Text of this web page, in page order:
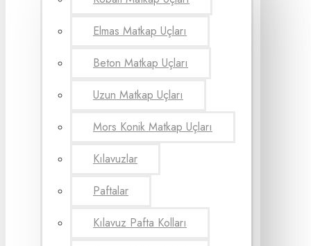
Elmas Matkap Uçları
Beton Matkap Uçları
Uzun Matkap Uçları
Mors Konik Matkap Uçları
Kılavuzlar
Paftalar
Kılavuz Pafta Kolları